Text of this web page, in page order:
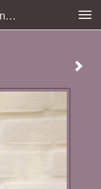
Eldo Tenpierik Ten Have - Boekenwurm